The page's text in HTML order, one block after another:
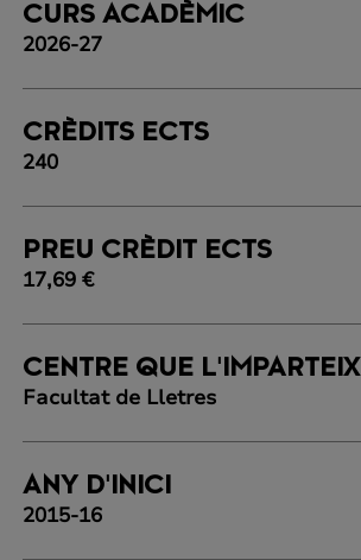
CURS ACADÈMIC
2026-27
CRÈDITS ECTS
240
PREU CRÈDIT ECTS
17,69 €
CENTRE QUE L'IMPARTEIX
Facultat de Lletres
ANY D'INICI
2015-16